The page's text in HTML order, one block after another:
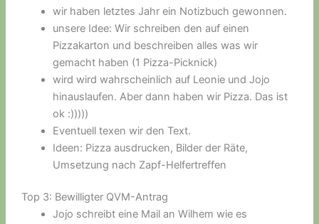
wir haben letztes Jahr ein Notizbuch gewonnen.
unsere Idee: Wir schreiben den auf einen
Pizzakarton und beschreiben alles was wir
gemacht haben (1 Pizza-Picknick)
wird wird wahrscheinlich auf Leonie und Jojo
hinauslaufen. Aber dann haben wir Pizza. Das ist
ok :)))))
Eventuell texen wir den Text.
Ideen: Pizza ausdrucken, Bilder der Räte,
Umsetzung nach Zapf-Helfertreffen
Top 3: Bewilligter QVM-Antrag
Jojo schreibt eine Mail an Wilhem wie es